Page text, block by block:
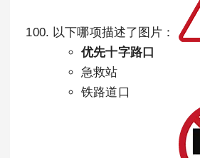
以下哪项描述了图片：
优先十字路口
急救站
铁路道口